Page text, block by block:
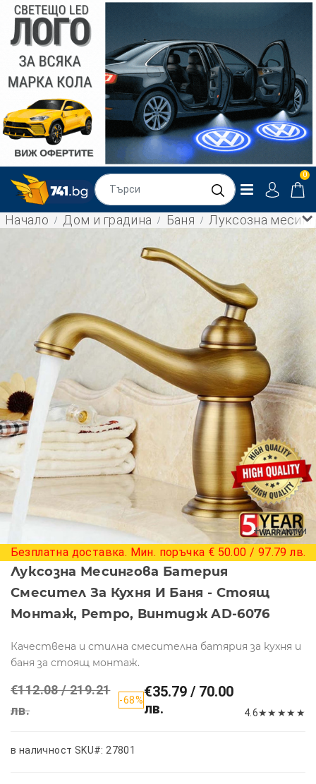
0
Начало Дом и градина Баня Луксозна
+ 6 снимки
Безплатна доставка. Мин. поръчка € 50.00 / 97.79 лв.
Луксозна Месингова Батерия
Смесител За Кухня И Баня - Стоящ
Монтаж, Ретро, Винтидж AD-6076
Качествена и стилна смесителна батярия за кухня и
баня за стоящ монтаж.
€112.08 / 219.21
лв.
-68%€35.79 / 70.00
лв.
4.6★★ ★★ ★
в наличност SKU#: 27801